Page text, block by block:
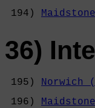
194)
36)
195) Norwich
196)